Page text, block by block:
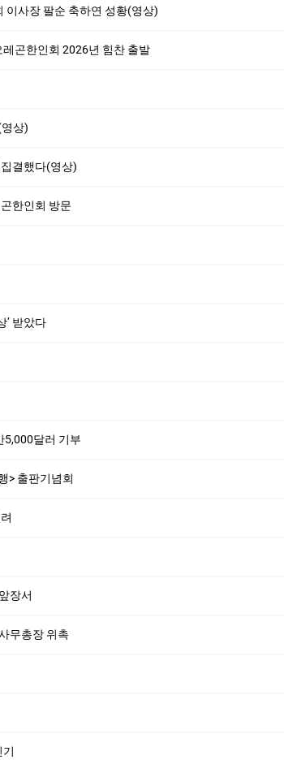
이사장 팔순 축하연 성황(영상)
곤한인회 2026년 힘찬 출발
상)
결했다(영상)
한인회 방문
’ 받았다
5,000달러 기부
> 출판기념회
장서
무총장 위촉
기